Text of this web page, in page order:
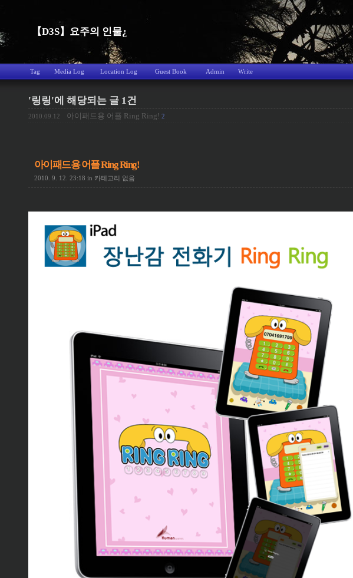
【D3S】요주의 인물¿
Tag Media Log Location Log Guest Book Admin Write
'링링'에 해당되는 글 1건
2010.09.12 아이패드용 어플 Ring Ring! 2
아이패드용 어플 Ring Ring!
2010. 9. 12. 23:18 in 카테고리 없음